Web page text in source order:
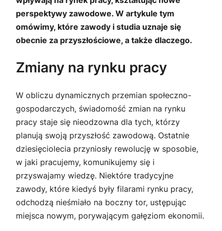
perspektywy zawodowe. W artykule tym
omówimy, które zawody i studia uznaje się
obecnie za przyszłościowe, a także dlaczego.
Zmiany na rynku pracy
W obliczu dynamicznych przemian społeczno-
gospodarczych, świadomość zmian na rynku
pracy staje się nieodzowna dla tych, którzy
planują swoją przyszłość zawodową. Ostatnie
dziesięciolecia przyniosły rewolucję w sposobie,
w jaki pracujemy, komunikujemy się i
przyswajamy wiedzę. Niektóre tradycyjne
zawody, które kiedyś były filarami rynku pracy,
odchodzą nieśmiało na boczny tor, ustępując
miejsca nowym, porywającym gałęziom ekonomii.